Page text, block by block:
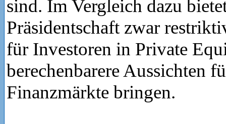
sind. Im Vergleich dazu
Präsidentschaft zwar
für Investoren in Private
berechenbarere Aussichten
Finanzmärkte bringen.